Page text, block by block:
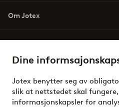
Dine
Jotex benytter seg av
slik at nettstedet skal
informasjonskapsler for
Om Jotex
Venner